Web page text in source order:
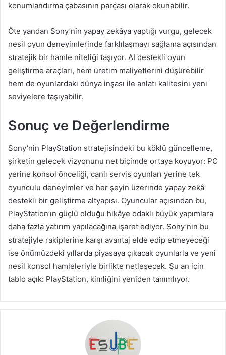
konumlandırma çabasının parçası olarak okunabilir.
Öte yandan Sony’nin yapay zekâya yaptığı vurgu, gelecek
nesil oyun deneyimlerinde farklılaşmayı sağlama açısından
stratejik bir hamle niteliği taşıyor. AI destekli oyun
geliştirme araçları, hem üretim maliyetlerini düşürebilir
hem de oyunlardaki dünya inşası ile anlatı kalitesini yeni
seviyelere taşıyabilir.
Sonuç ve Değerlendirme
Sony’nin PlayStation stratejisindeki bu köklü güncelleme,
şirketin gelecek vizyonunu net biçimde ortaya koyuyor: PC
yerine konsol önceliği, canlı servis oyunları yerine tek
oyunculu deneyimler ve her şeyin üzerinde yapay zekâ
destekli bir geliştirme altyapısı. Oyuncular açısından bu,
PlayStation’ın güçlü olduğu hikâye odaklı büyük yapımlara
daha fazla yatırım yapılacağına işaret ediyor. Sony’nin bu
stratejiyle rakiplerine karşı avantaj elde edip etmeyeceği
ise önümüzdeki yıllarda piyasaya çıkacak oyunlarla ve yeni
nesil konsol hamleleriyle birlikte netleşecek. Şu an için
tablo açık: PlayStation, kimliğini yeniden tanımlıyor.